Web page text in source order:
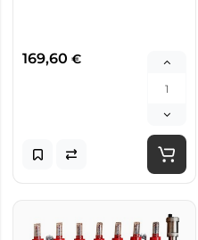
169,60 €